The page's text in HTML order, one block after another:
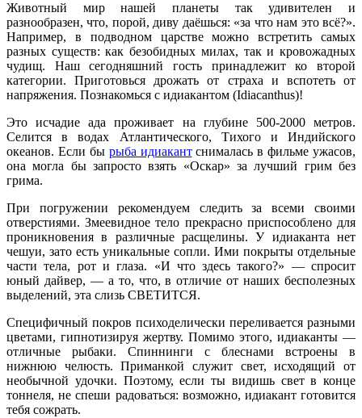
Животный мир нашей планеты так удивителен и
разнообразен, что, порой, диву даёшься: «за что нам это всё?».
Например, в подводном царстве можно встретить самых
разных существ: как безобидных милах, так и кровожадных
чудищ. Наш сегодняшний гость принадлежит ко второй
категории. Приготовься дрожать от страха и вспотеть от
напряжения. Познакомься с идиакантом (Idiacanthus)!
Это исчадие ада проживает на глубине 500-2000 метров.
Селится в водах Атлантического, Тихого и Индийского
океанов. Если бы рыба идиакантснималась в фильме ужасов,
она могла бы запросто взять «Оскар» за лучший грим без
грима.
При погружении рекомендуем следить за всеми своими
отверстиями. Змеевидное тело прекрасно приспособлено для
проникновения в различные расщелины. У идиаканта нет
чешуи, зато есть уникальные сопли. Ими покрыты отдельные
части тела, рот и глаза. «И что здесь такого?» — спросит
юный дайвер, — а то, что, в отличие от наших бесполезных
выделений, эта слизь СВЕТИТСЯ.
Специфичный покров психоделически переливается разными
цветами, гипнотизируя жертву. Помимо этого, идиаканты —
отличные рыбаки. Спиннинги с блеснами встроены в
нижнюю челюсть. Приманкой служит свет, исходящий от
необычной удочки. Поэтому, если ты видишь свет в конце
тоннеля, не спеши радоваться: возможно, идиакант готовится
тебя сожрать.